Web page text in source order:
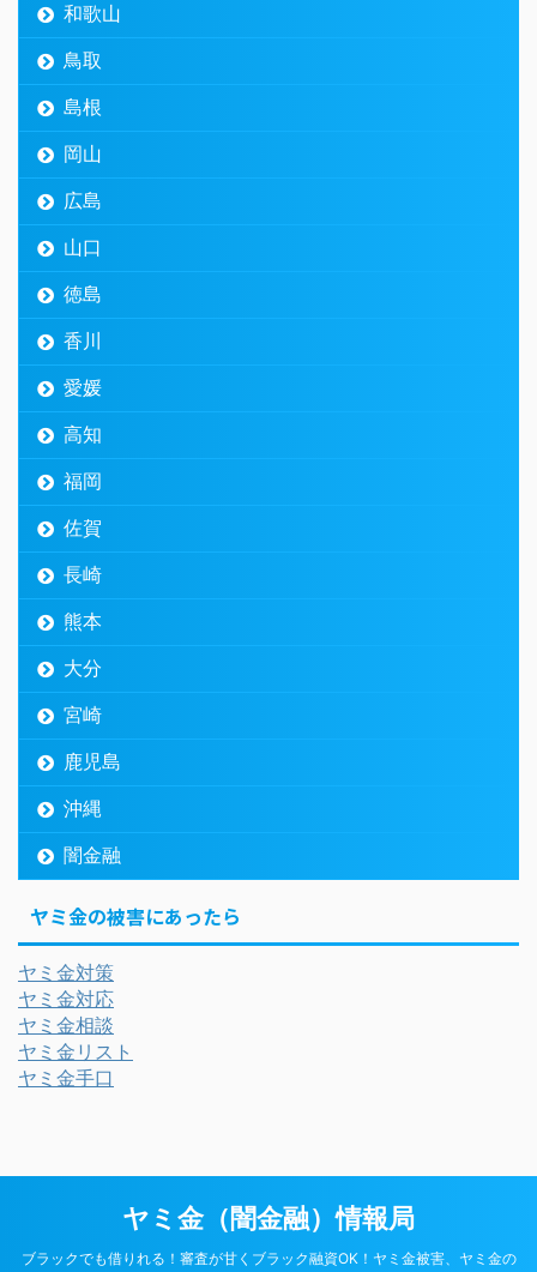
和歌山
鳥取
島根
岡山
広島
山口
徳島
香川
愛媛
高知
福岡
佐賀
長崎
熊本
大分
宮崎
鹿児島
沖縄
闇金融
ヤミ金の被害にあったら
ヤミ金対策
ヤミ金対応
ヤミ金相談
ヤミ金リスト
ヤミ金手口
ヤミ金（闇金融）情報局
ブラックでも借りれる！審査が甘くブラック融資OK！ヤミ金被害、ヤミ金の